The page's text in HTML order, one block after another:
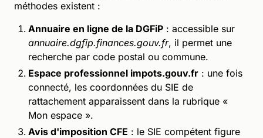
méthodes existent :
Annuaire en ligne de la DGFiP : accessible sur
annuaire.dgfip.finances.gouv.fr, il permet une
recherche par code postal ou commune.
Espace professionnel impots.gouv.fr : une fois
connecté, les coordonnées du SIE de
rattachement apparaissent dans la rubrique «
Mon espace ».
Avis d'imposition CFE : le SIE compétent figure